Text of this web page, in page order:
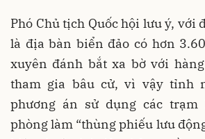
Phó Chủ tịch Quốc hội lưu ý, với
là địa bàn biển đảo có hơn
xuyên đánh bắt xa bờ với
tham gia bâu cử, vì vậy tỉnh
phương án sử dụng các trạm
phòng làm “thùng phiếu lưu